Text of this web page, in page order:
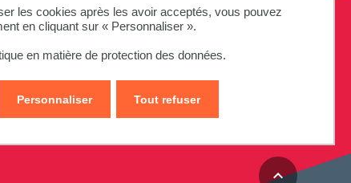
les cookies après les avoir acceptés, vous pouvez
en cliquant sur « Personnaliser ».
en matière de protection des données.
Tout refuser
Personnaliser